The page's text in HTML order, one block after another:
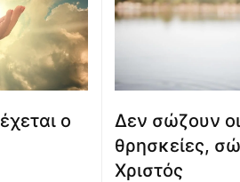
ο
Δεν σώζουν οι
θρησκείες,
Χριστός